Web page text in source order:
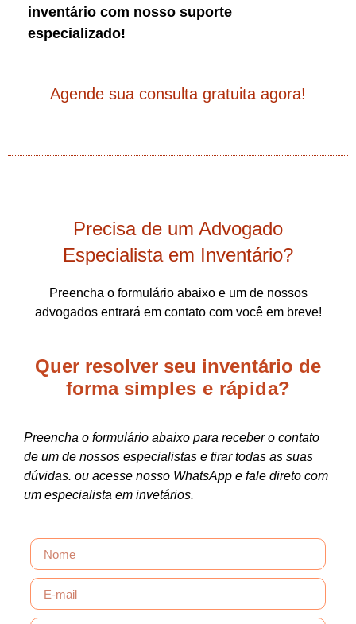
inventário com nosso suporte
especializado!
Agende sua consulta gratuita agora!
Precisa de um Advogado
Especialista em Inventário?
Preencha o formulário abaixo e um de nossos
advogados entrará em contato com você em breve!
Quer resolver seu inventário de
forma simples e rápida?
Preencha o formulário abaixo para receber o contato
de um de nossos especialistas e tirar todas as suas
dúvidas. ou acesse nosso WhatsApp e fale direto com
um especialista em invetários.